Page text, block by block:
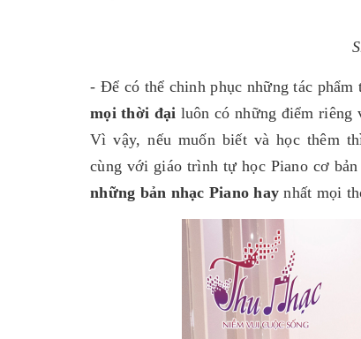
- Để có thể chinh phục những tác
mọi thời đại luôn có những điểm riêng
Vì vậy, nếu muốn biết và học thêm
cùng với giáo trình tự học Piano cơ
những bản nhạc Piano haynhất mọi